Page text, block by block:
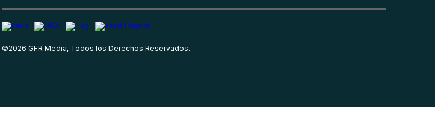
©2026 GFR Media, Todos los Derechos Reservados.